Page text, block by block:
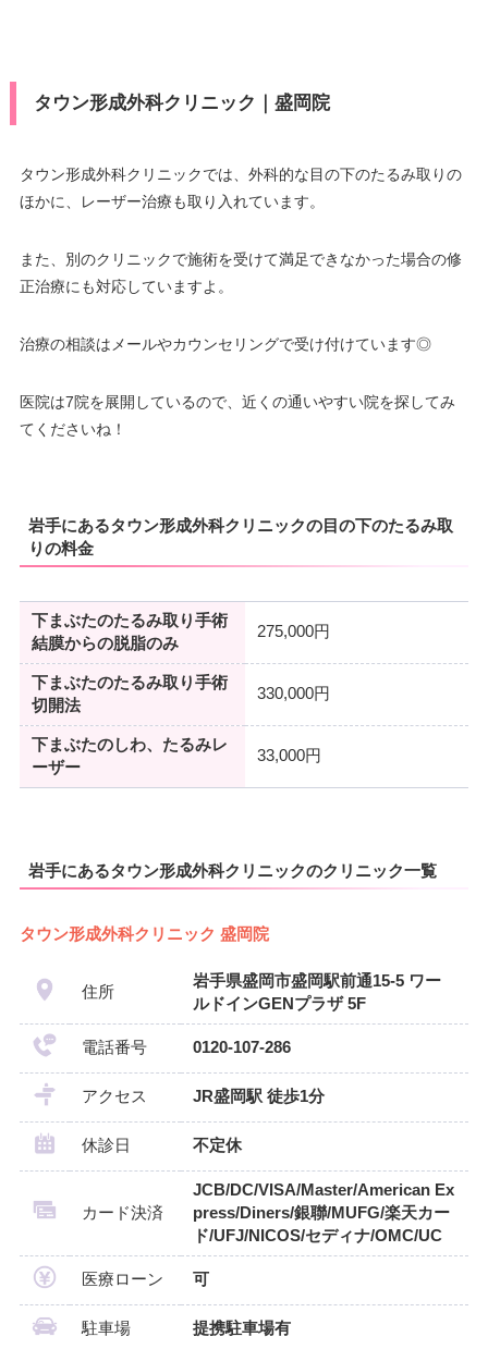
タウン形成外科クリニック｜盛岡院
タウン形成外科クリニックでは、外科的な目の下のたるみ取りの
ほかに、レーザー治療も取り入れています。
また、別のクリニックで施術を受けて満足できなかった場合の修
正治療にも対応していますよ。
治療の相談はメールやカウンセリングで受け付けています◎
医院は7院を展開しているので、近くの通いやすい院を探してみ
てくださいね！
岩手にあるタウン形成外科クリニックの目の下のたるみ取
りの料金
下まぶたのたるみ取り手術
結膜からの脱脂のみ
275,000円
下まぶたのたるみ取り手術
切開法
330,000円
下まぶたのしわ、たるみレ
ーザー
33,000円
岩手にあるタウン形成外科クリニックのクリニック一覧
タウン形成外科クリニック 盛岡院
住所
岩手県盛岡市盛岡駅前通15-5 ワー
ルドインGENプラザ 5F
電話番号 0120-107-286
アクセス JR盛岡駅 徒歩1分
休診日 不定休
カード決済
JCB/DC/VISA/Master/American Ex
press/Diners/銀聯/MUFG/楽天カー
ド/UFJ/NICOS/セディナ/OMC/UC
医療ローン 可
駐車場 提携駐車場有